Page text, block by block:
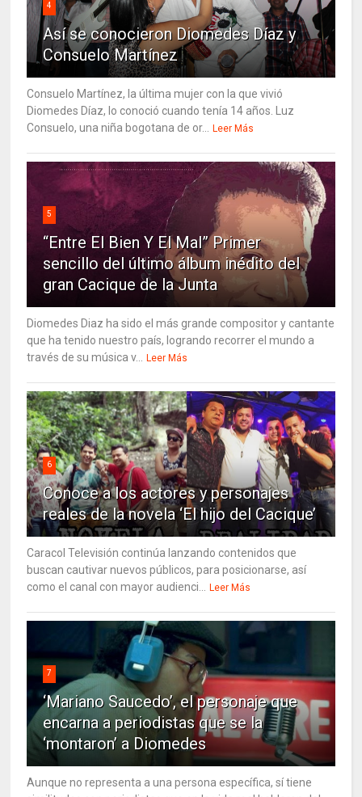
4
Así se conocieron Diomedes Díaz y
Consuelo Martínez
Consuelo Martínez, la última mujer con la que vivió
Diomedes Díaz, lo conoció cuando tenía 14 años. Luz
Consuelo, una niña bogotana de or...
Leer Más
5
“Entre El Bien Y El Mal” Primer
sencillo del último álbum inédito del
gran Cacique de la Junta
Diomedes Diaz ha sido el más grande compositor y cantante
que ha tenido nuestro país, logrando recorrer el mundo a
través de su música v...
Leer Más
6
Conoce a los actores y personajes
reales de la novela ‘El hijo del Cacique’
Caracol Televisión continúa lanzando contenidos que
buscan cautivar nuevos públicos, para posicionarse, así
como el canal con mayor audienci...
Leer Más
7
‘Mariano Saucedo’, el personaje que
encarna a periodistas que se la
‘montaron’ a Diomedes
Aunque no representa a una persona específica, sí tiene